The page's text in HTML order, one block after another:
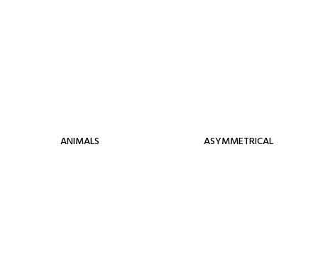
ANIMALS ASYMMETRICAL